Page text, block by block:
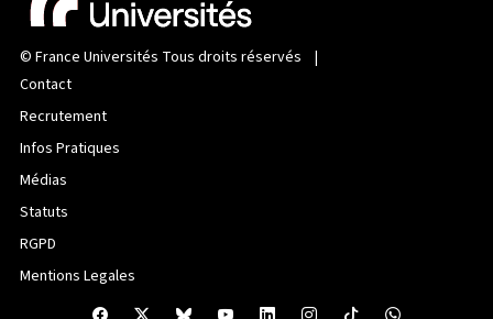
© France Universités Tous droits réservés |
Contact
Recrutement
Infos Pratiques
Médias
Statuts
RGPD
Mentions Legales